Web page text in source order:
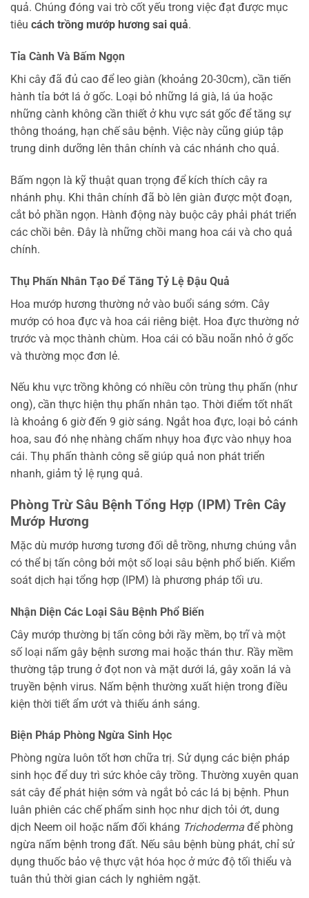
quả. Chúng đóng vai trò cốt yếu trong việc đạt được mục
tiêu cách trồng mướp hương sai quả.
Tỉa Cành Và Bấm Ngọn
Khi cây đã đủ cao để leo giàn (khoảng 20-30cm), cần tiến
hành tỉa bớt lá ở gốc. Loại bỏ những lá già, lá úa hoặc
những cành không cần thiết ở khu vực sát gốc để tăng sự
thông thoáng, hạn chế sâu bệnh. Việc này cũng giúp tập
trung dinh dưỡng lên thân chính và các nhánh cho quả.
Bấm ngọn là kỹ thuật quan trọng để kích thích cây ra
nhánh phụ. Khi thân chính đã bò lên giàn được một đoạn,
cắt bỏ phần ngọn. Hành động này buộc cây phải phát triển
các chồi bên. Đây là những chồi mang hoa cái và cho quả
chính.
Thụ Phấn Nhân Tạo Để Tăng Tỷ Lệ Đậu Quả
Hoa mướp hương thường nở vào buổi sáng sớm. Cây
mướp có hoa đực và hoa cái riêng biệt. Hoa đực thường nở
trước và mọc thành chùm. Hoa cái có bầu noãn nhỏ ở gốc
và thường mọc đơn lẻ.
Nếu khu vực trồng không có nhiều côn trùng thụ phấn (như
ong), cần thực hiện thụ phấn nhân tạo. Thời điểm tốt nhất
là khoảng 6 giờ đến 9 giờ sáng. Ngắt hoa đực, loại bỏ cánh
hoa, sau đó nhẹ nhàng chấm nhụy hoa đực vào nhụy hoa
cái. Thụ phấn thành công sẽ giúp quả non phát triển
nhanh, giảm tỷ lệ rụng quả.
Phòng Trừ Sâu Bệnh Tổng Hợp (IPM) Trên Cây
Mướp Hương
Mặc dù mướp hương tương đối dễ trồng, nhưng chúng vẫn
có thể bị tấn công bởi một số loại sâu bệnh phổ biến. Kiểm
soát dịch hại tổng hợp (IPM) là phương pháp tối ưu.
Nhận Diện Các Loại Sâu Bệnh Phổ Biến
Cây mướp thường bị tấn công bởi rầy mềm, bọ trĩ và một
số loại nấm gây bệnh sương mai hoặc thán thư. Rầy mềm
thường tập trung ở đọt non và mặt dưới lá, gây xoăn lá và
truyền bệnh virus. Nấm bệnh thường xuất hiện trong điều
kiện thời tiết ẩm ướt và thiếu ánh sáng.
Biện Pháp Phòng Ngừa Sinh Học
Phòng ngừa luôn tốt hơn chữa trị. Sử dụng các biện pháp
sinh học để duy trì sức khỏe cây trồng. Thường xuyên quan
sát cây để phát hiện sớm và ngắt bỏ các lá bị bệnh. Phun
luân phiên các chế phẩm sinh học như dịch tỏi ớt, dung
dịch Neem oil hoặc nấm đối kháng Trichoderma để phòng
ngừa nấm bệnh trong đất. Nếu sâu bệnh bùng phát, chỉ sử
dụng thuốc bảo vệ thực vật hóa học ở mức độ tối thiểu và
tuân thủ thời gian cách ly nghiêm ngặt.